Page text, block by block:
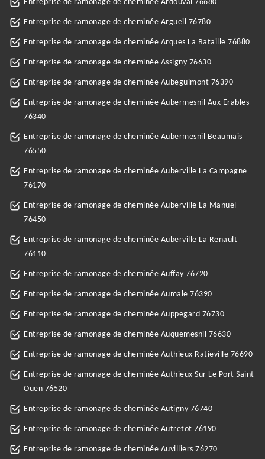
Entreprise de ramonage de cheminée Ardouval 76680
Entreprise de ramonage de cheminée Argueil 76780
Entreprise de ramonage de cheminée Arques La Bataille 76880
Entreprise de ramonage de cheminée Assigny 76630
Entreprise de ramonage de cheminée Aubeguimont 76390
Entreprise de ramonage de cheminée Aubermesnil Aux Erables
76340
Entreprise de ramonage de cheminée Aubermesnil Beaumais
76550
Entreprise de ramonage de cheminée Auberville La Campagne
76170
Entreprise de ramonage de cheminée Auberville La Manuel
76450
Entreprise de ramonage de cheminée Auberville La Renault
76110
Entreprise de ramonage de cheminée Auffay 76720
Entreprise de ramonage de cheminée Aumale 76390
Entreprise de ramonage de cheminée Auppegard 76730
Entreprise de ramonage de cheminée Auquemesnil 76630
Entreprise de ramonage de cheminée Authieux Ratieville 76690
Entreprise de ramonage de cheminée Authieux Sur Le Port Saint
Ouen 76520
Entreprise de ramonage de cheminée Autigny 76740
Entreprise de ramonage de cheminée Autretot 76190
Entreprise de ramonage de cheminée Auvilliers 76270